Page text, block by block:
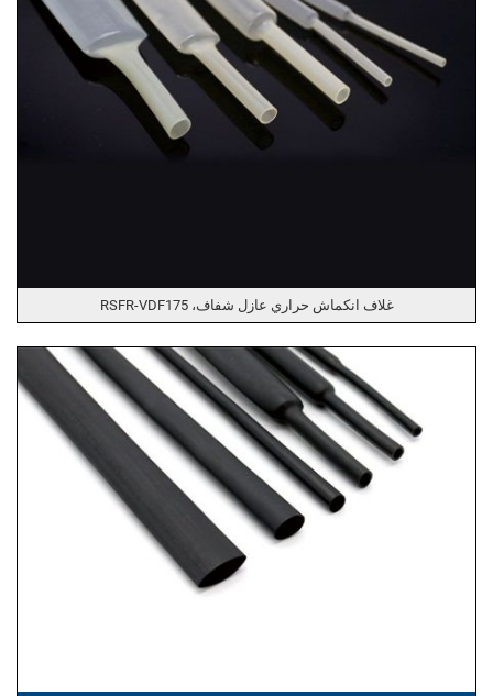
غلاف انكماش حراري عازل شفاف، RSFR-VDF175